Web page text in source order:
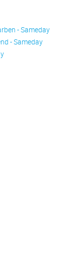
- Sameday
- Sameday